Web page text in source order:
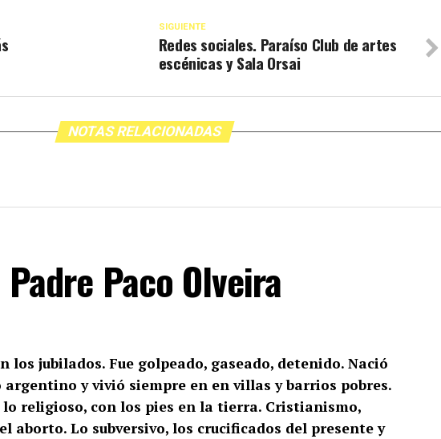
SIGUIENTE
Redes sociales. Paraíso Club de artes
escénicas y Sala Orsai
NOTAS RELACIONADAS
Paco Olveira
los jubilados. Fue golpeado, gaseado, detenido. Nació
y vivió siempre en en villas y barrios pobres.
lo religioso, con los pies en la tierra. Cristianismo,
aborto. Lo subversivo, los crucificados del presente y